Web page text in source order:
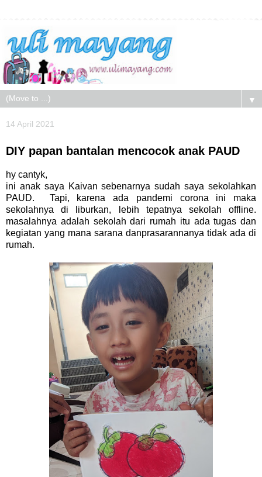
▼
14 April 2021
DIY papan bantalan mencocok anak PAUD
hy cantyk,
ini anak saya Kaivan sebenarnya sudah saya sekolahkan
PAUD. Tapi, karena ada pandemi corona ini maka
sekolahnya di liburkan, lebih tepatnya sekolah offline.
masalahnya adalah sekolah dari rumah itu ada tugas dan
kegiatan yang mana sarana danprasarannanya tidak ada di
rumah.